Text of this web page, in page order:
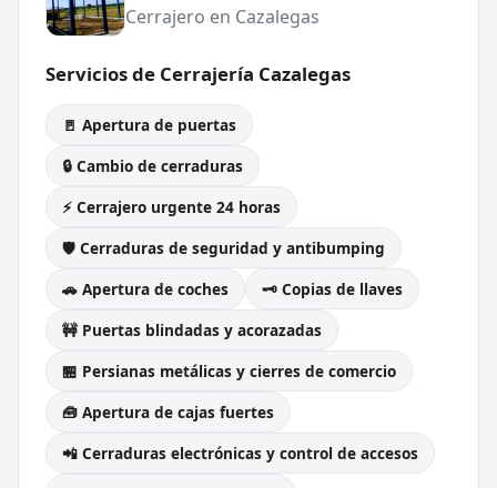
Cerrajero en Cazalegas
Servicios de Cerrajería Cazalegas
🚪 Apertura de puertas
🔒 Cambio de cerraduras
⚡ Cerrajero urgente 24 horas
🛡️ Cerraduras de seguridad y antibumping
🚗 Apertura de coches
🗝️ Copias de llaves
🚧 Puertas blindadas y acorazadas
🏪 Persianas metálicas y cierres de comercio
🧰 Apertura de cajas fuertes
📲 Cerraduras electrónicas y control de accesos